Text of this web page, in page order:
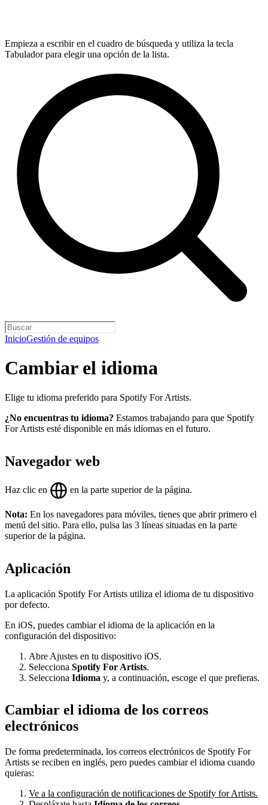
Empieza a escribir en el cuadro de búsqueda y utiliza la tecla
Tabulador para elegir una opción de la lista.
InicioGestión de equipos
Cambiar el idioma
Elige tu idioma preferido para Spotify For Artists.
¿No encuentras tu idioma? Estamos trabajando para que Spotify
For Artists esté disponible en más idiomas en el futuro.
Navegador web
Haz clic en en la parte superior de la página.
Nota: En los navegadores para móviles, tienes que abrir primero el
menú del sitio. Para ello, pulsa las 3 líneas situadas en la parte
superior de la página.
Aplicación
La aplicación Spotify For Artists utiliza el idioma de tu dispositivo
por defecto.
En iOS, puedes cambiar el idioma de la aplicación en la
configuración del dispositivo:
Abre Ajustes en tu dispositivo iOS.
Selecciona Spotify For Artists.
Selecciona Idioma y, a continuación, escoge el que prefieras.
Cambiar el idioma de los correos
electrónicos
De forma predeterminada, los correos electrónicos de Spotify For
Artists se reciben en inglés, pero puedes cambiar el idioma cuando
quieras:
Ve a la configuración de notificaciones de Spotify for Artists.